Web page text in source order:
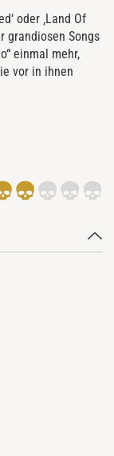
oder ‚Land Of
grandiosen Songs
einmal mehr,
vor in ihnen